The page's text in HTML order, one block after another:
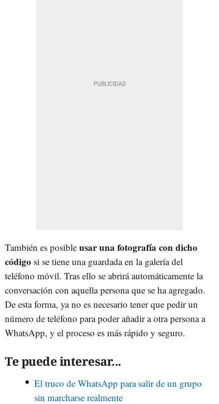
También es posible usar una fotografía con dicho
código si se tiene una guardada en la galería del
teléfono móvil. Tras ello se abrirá automáticamente la
conversación con aquella persona que se ha agregado.
De esta forma, ya no es necesario tener que pedir un
número de teléfono para poder añadir a otra persona a
WhatsApp, y el proceso es más rápido y seguro.
Te puede interesar...
El truco de WhatsApp para salir de un grupo
sin marcharse realmente